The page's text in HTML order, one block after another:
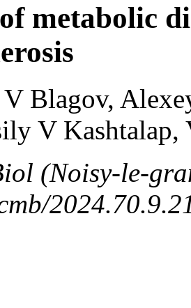
metabolic
Blagov,
V
(Noisy-le-